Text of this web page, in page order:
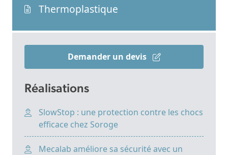
Thermoplastique
Demander un devis
Réalisations
SlowStop : une protection contre les chocs
efficace chez Soroge
Mecalab améliore sa sécurité avec un